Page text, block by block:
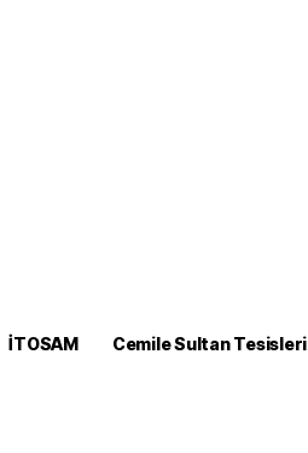
İTOSAM Cemile Sultan Tesisleri